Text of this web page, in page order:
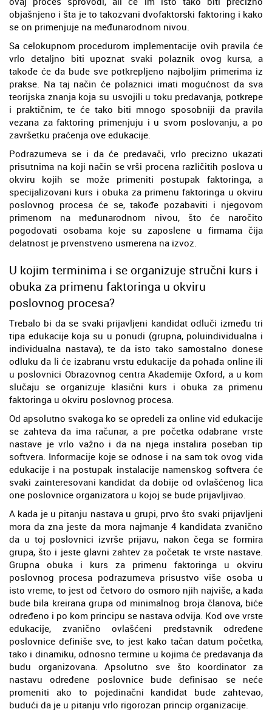
objašnjeno i šta je to takozvani dvofaktorski faktoring i kako
se on primenjuje na međunarodnom nivou.
Sa celokupnom procedurom implementacije ovih pravila će
vrlo detaljno biti upoznat svaki polaznik ovog kursa, a
takođe će da bude sve potkrepljeno najboljim primerima iz
prakse. Na taj način će polaznici imati mogućnost da sva
teorijska znanja koja su usvojili u toku predavanja, potkrepe
i praktičnim, te će tako biti mnogo sposobniji da pravila
vezana za faktoring primenjuju i u svom poslovanju, a po
završetku praćenja ove edukacije.
Podrazumeva se i da će predavači, vrlo precizno ukazati
prisutnima na koji način se vrši procena različitih poslova u
okviru kojih se može primeniti postupak faktoringa, a
specijalizovani kurs i obuka za primenu faktoringa u okviru
poslovnog procesa će se, takođe pozabaviti i njegovom
primenom na međunarodnom nivou, što će naročito
pogodovati osobama koje su zaposlene u firmama čija
delatnost je prvenstveno usmerena na izvoz.
U kojim terminima i se organizuje stručni kurs i
obuka za primenu faktoringa u okviru
poslovnog procesa?
Trebalo bi da se svaki prijavljeni kandidat odluči između tri
tipa edukacije koja su u ponudi (grupna, poluindividualna i
individualna nastava), te da isto tako samostalno donese
odluku da li će izabranu vrstu edukacije da pohađa online ili
u poslovnici Obrazovnog centra Akademije Oxford, a u kom
slučaju se organizuje klasični kurs i obuka za primenu
faktoringa u okviru poslovnog procesa.
Od apsolutno svakoga ko se opredeli za online vid edukacije
se zahteva da ima računar, a pre početka odabrane vrste
nastave je vrlo važno i da na njega instalira poseban tip
softvera. Informacije koje se odnose i na sam tok ovog vida
edukacije i na postupak instalacije namenskog softvera će
svaki zainteresovani kandidat da dobije od ovlašćenog lica
one poslovnice organizatora u kojoj se bude prijavljivao.
A kada je u pitanju nastava u grupi, prvo što svaki prijavljeni
mora da zna jeste da mora najmanje 4 kandidata zvanično
da u toj poslovnici izvrše prijavu, nakon čega se formira
grupa, što i jeste glavni zahtev za početak te vrste nastave.
Grupna obuka i kurs za primenu faktoringa u okviru
poslovnog procesa podrazumeva prisustvo više osoba u
isto vreme, to jest od četvoro do osmoro njih najviše, a kada
bude bila kreirana grupa od minimalnog broja članova, biće
određeno i po kom principu se nastava odvija. Kod ove vrste
edukacije, zvanično ovlašćeni predstavnik određene
poslovnice definiše sve, to jest kako tačan datum početka,
tako i dinamiku, odnosno termine u kojima će predavanja da
budu organizovana. Apsolutno sve što koordinator za
nastavu određene poslovnice bude definisao se neće
promeniti ako to pojedinačni kandidat bude zahtevao,
budući da je u pitanju vrlo rigorozan princip organizacije.